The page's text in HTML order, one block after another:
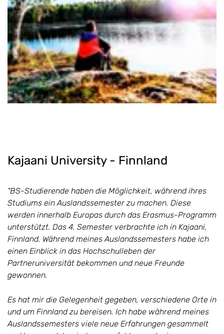
Kajaani University - Finnland
"BS-Studierende haben die Möglichkeit, während ihres
Studiums ein Auslandssemester zu machen. Diese
werden innerhalb Europas durch das Erasmus-Programm
unterstützt. Das 4. Semester verbrachte ich in Kajaani,
Finnland. Während meines Auslandssemesters habe ich
einen Einblick in das Hochschulleben der
Partneruniversität bekommen und neue Freunde
gewonnen.
Es hat mir die Gelegenheit gegeben, verschiedene Orte in
und um Finnland zu bereisen. Ich habe während meines
Auslandssemesters viele neue Erfahrungen gesammelt